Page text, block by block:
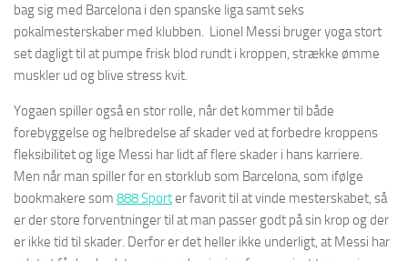
bag sig med Barcelona i den spanske liga samt seks
pokalmesterskaber med klubben. Lionel Messi bruger yoga stort
set dagligt til at pumpe frisk blod rundt i kroppen, strække ømme
muskler ud og blive stress kvit.
Yogaen spiller også en stor rolle, når det kommer til både
forebyggelse og helbredelse af skader ved at forbedre kroppens
fleksibilitet og lige Messi har lidt af flere skader i hans karriere.
Men når man spiller for en storklub som Barcelona, som ifølge
bookmakere som 888 Sporter favorit til at vinde mesterskabet, så
er der store forventninger til at man passer godt på sin krop og der
er ikke tid til skader. Derfor er det heller ikke underligt, at Messi har